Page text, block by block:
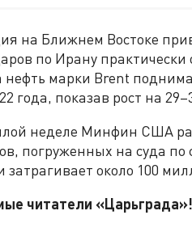
на Ближнем Востоке
по Ирану практически
марки Brent
года, показав рост на
неделе Минфин США
погруженных на суда
затрагивает около 100
читатели «Царьграда»!